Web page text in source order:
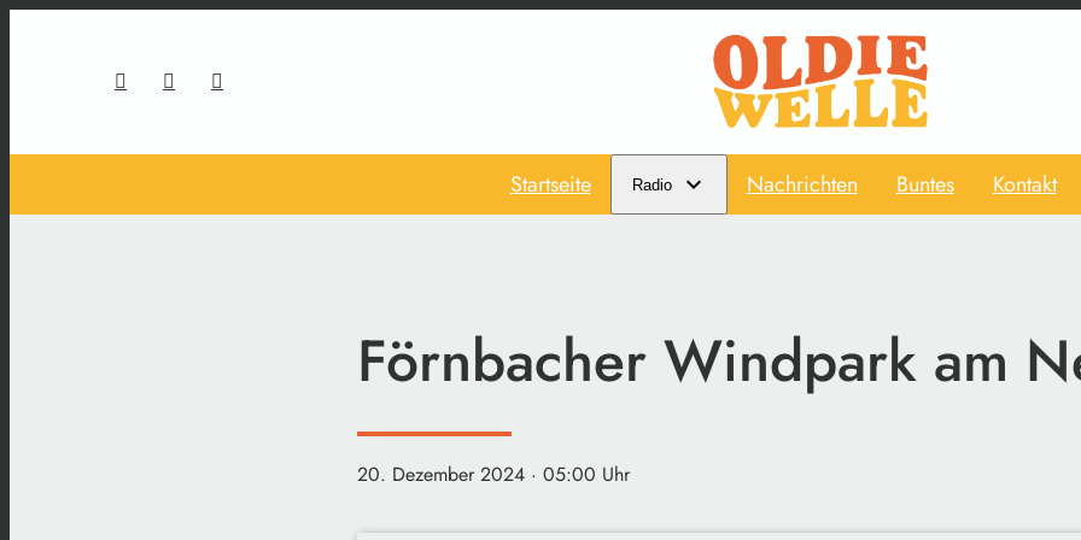
Startseite Radio Nachrichten Buntes Kontakt
Förnbacher Windpark am
20. Dezember 2024 · 05:00 Uhr